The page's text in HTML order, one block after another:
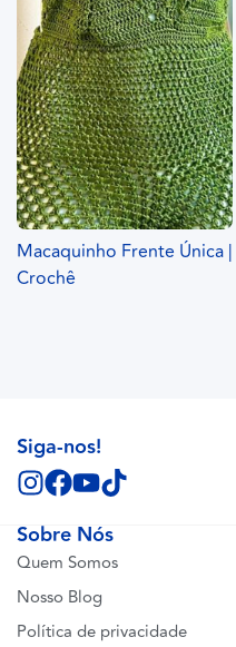
Macaquinho Frente Única |
Crochê
Sobre Nós
Quem Somos
Nosso Blog
Política de privacidade
Siga-nos!